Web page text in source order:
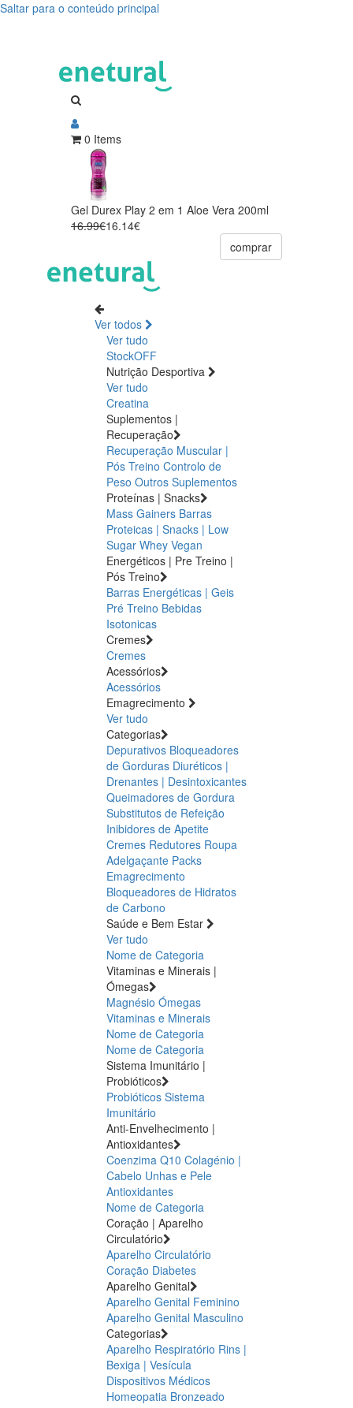
Saltar para o conteúdo principal
0 Items
Gel Durex Play 2 em 1 Aloe Vera 200ml
16.99€16.14€
comprar
Ver todos
Ver tudo
StockOFF
Nutrição Desportiva
Ver tudo
Creatina
Suplementos |
Recuperação
Recuperação Muscular |
Pós Treino Controlo de
Peso Outros Suplementos
Proteínas | Snacks
Mass Gainers Barras
Proteicas | Snacks | Low
Sugar Whey Vegan
Energéticos | Pre Treino |
Pós Treino
Barras Energéticas | Geis
Pré Treino Bebidas
Isotonicas
Cremes
Cremes
Acessórios
Acessórios
Emagrecimento
Ver tudo
Categorias
Depurativos Bloqueadores
de Gorduras Diuréticos |
Drenantes | Desintoxicantes
Queimadores de Gordura
Substitutos de Refeição
Inibidores de Apetite
Cremes Redutores Roupa
Adelgaçante Packs
Emagrecimento
Bloqueadores de Hidratos
de Carbono
Saúde e Bem Estar
Ver tudo
Nome de Categoria
Vitaminas e Minerais |
Ómegas
Magnésio Ómegas
Vitaminas e Minerais
Nome de Categoria
Nome de Categoria
Sistema Imunitário |
Probióticos
Probióticos Sistema
Imunitário
Anti-Envelhecimento |
Antioxidantes
Coenzima Q10 Colagénio |
Cabelo Unhas e Pele
Antioxidantes
Nome de Categoria
Coração | Aparelho
Circulatório
Aparelho Circulatório
Coração Diabetes
Aparelho Genital
Aparelho Genital Feminino
Aparelho Genital Masculino
Categorias
Aparelho Respiratório Rins |
Bexiga | Vesícula
Dispositivos Médicos
Homeopatia Bronzeado